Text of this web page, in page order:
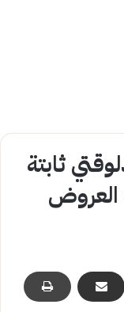
ثابتة
العروض